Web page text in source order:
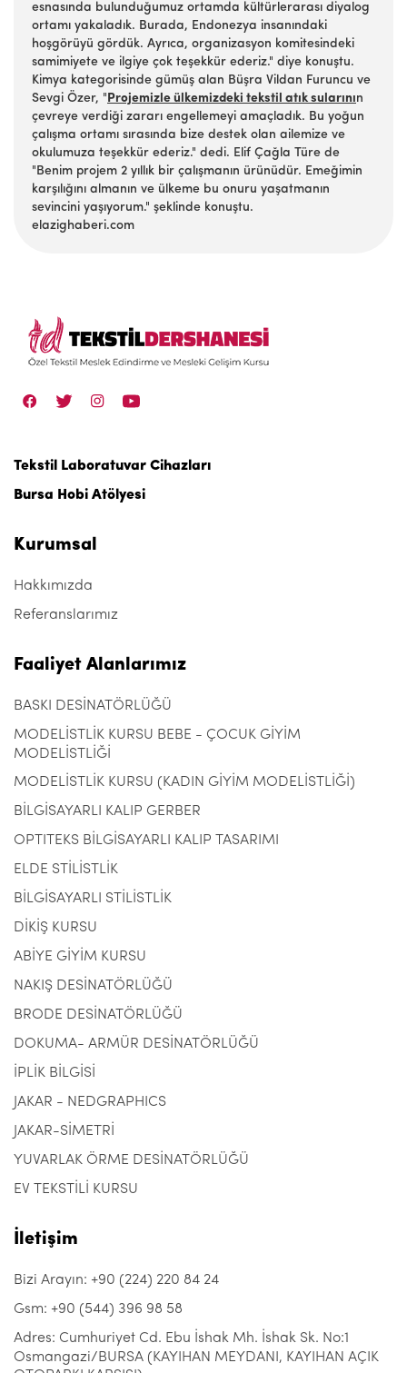
esnasında bulunduğumuz ortamda kültürlerarası diyalog
ortamı yakaladık. Burada, Endonezya insanındaki
hoşgörüyü gördük. Ayrıca, organizasyon komitesindeki
samimiyete ve ilgiye çok teşekkür ederiz." diye konuştu.
Kimya kategorisinde gümüş alan Büşra Vildan Furuncu ve
Sevgi Özer, "Projemizle ülkemizdeki tekstil atık sularının
çevreye verdiği zararı engellemeyi amaçladık. Bu yoğun
çalışma ortamı sırasında bize destek olan ailemize ve
okulumuza teşekkür ederiz." dedi. Elif Çağla Türe de
"Benim projem 2 yıllık bir çalışmanın ürünüdür. Emeğimin
karşılığını almanın ve ülkeme bu onuru yaşatmanın
sevincini yaşıyorum." şeklinde konuştu.
elazighaberi.com
Tekstil Laboratuvar Cihazları
Bursa Hobi Atölyesi
Kurumsal
Hakkımızda
Referanslarımız
Faaliyet Alanlarımız
BASKI DESİNATÖRLÜĞÜ
MODELİSTLİK KURSU BEBE - ÇOCUK GİYİM
MODELİSTLİĞİ
MODELİSTLİK KURSU (KADIN GİYİM MODELİSTLİĞİ)
BİLGİSAYARLI KALIP GERBER
OPTITEKS BİLGİSAYARLI KALIP TASARIMI
ELDE STİLİSTLİK
BİLGİSAYARLI STİLİSTLİK
DİKİŞ KURSU
ABİYE GİYİM KURSU
NAKIŞ DESİNATÖRLÜĞÜ
BRODE DESİNATÖRLÜĞÜ
DOKUMA- ARMÜR DESİNATÖRLÜĞÜ
İPLİK BİLGİSİ
JAKAR - NEDGRAPHICS
JAKAR-SİMETRİ
YUVARLAK ÖRME DESİNATÖRLÜĞÜ
EV TEKSTİLİ KURSU
İletişim
Bizi Arayın: +90 (224) 220 84 24
Gsm: +90 (544) 396 98 58
Adres: Cumhuriyet Cd. Ebu İshak Mh. İshak Sk. No:1
Osmangazi/BURSA (KAYIHAN MEYDANI, KAYIHAN AÇIK